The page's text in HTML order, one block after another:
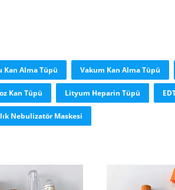
Kan Alma Tüpü Vakum Kan Alma Tüpü
Kan Tüpü Lityum Heparin Tüpü
Nebulizatör Maskesi